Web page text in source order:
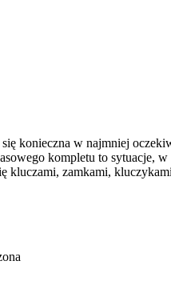
konieczna w najmniej
kompletu to sytuacje,
kluczami, zamkami,